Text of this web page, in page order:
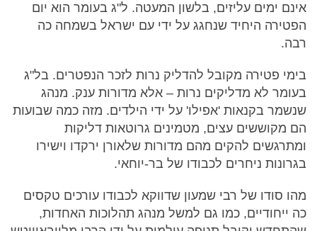
אינם ימים עליזים, בלשון המעטה. ל"ג בעומר הוא יום
הפטירה היחיד שנחגג על ידי עם ישראל בשמחה כה
רבה.
בימי פטירה מקובל להדליק נרות לזכר הנפטרים. בל"ג
בעומר לא מדליקים נרות – אלא מדורות ענק. מנהג
שנשמר בקנאות 'אפילו' על ידי הילדים. מזה כמה שבועות
הם מקוששים עצים, מטמינים גרוטאות דליקות
ומתרגשים להקים מהם מדורות שלאורן ירקדו וישירו
בגרונות ניחרים לכבודו של בר-יוחאי.
מהו סודו של רבי שמעון שדווקא לכבודו עורכים טקסים
כה ייחודיים, כמו גם למשל מנהג תהלוכות האחדות,